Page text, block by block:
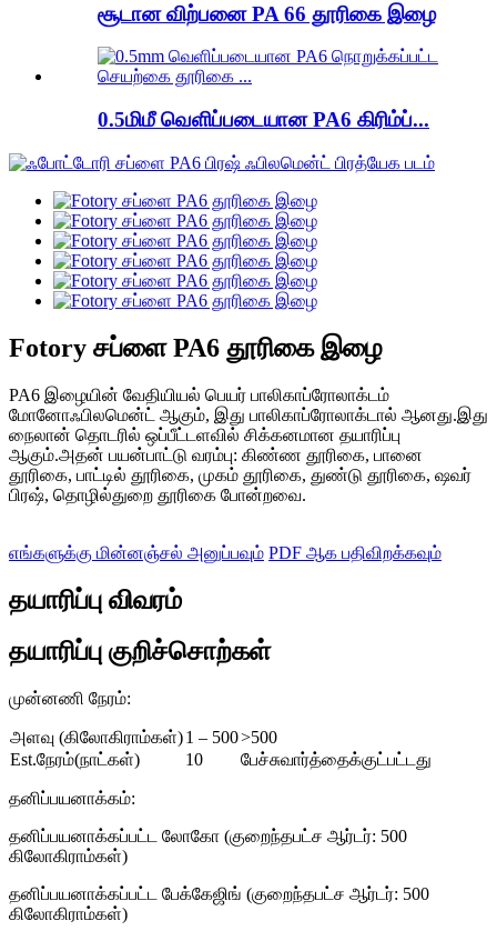
சூடான விற்பனை PA 66 தூரிகை இழை
0.5மிமீ வெளிப்படையான PA6 கிரிம்ப்...
Fotory சப்ளை PA6 தூரிகை இழை
PA6 இழையின் வேதியியல் பெயர் பாலிகாப்ரோலாக்டம்
மோனோஃபிலமென்ட் ஆகும், இது பாலிகாப்ரோலாக்டால் ஆனது.இது
நைலான் தொடரில் ஒப்பீட்டளவில் சிக்கனமான தயாரிப்பு
ஆகும்.அதன் பயன்பாட்டு வரம்பு: கிண்ண தூரிகை, பானை
தூரிகை, பாட்டில் தூரிகை, முகம் தூரிகை, துண்டு தூரிகை, ஷவர்
பிரஷ், தொழில்துறை தூரிகை போன்றவை.
எங்களுக்கு மின்னஞ்சல் அனுப்பவும் PDF ஆக பதிவிறக்கவும்
தயாரிப்பு விவரம்
தயாரிப்பு குறிச்சொற்கள்
முன்னணி நேரம்:
அளவு (கிலோகிராம்கள்)1 – 500>500
Est.நேரம்(நாட்கள்)
10 பேச்சுவார்த்தைக்குட்பட்டது
தனிப்பயனாக்கம்:
தனிப்பயனாக்கப்பட்ட லோகோ (குறைந்தபட்ச ஆர்டர்: 500
கிலோகிராம்கள்)
தனிப்பயனாக்கப்பட்ட பேக்கேஜிங் (குறைந்தபட்ச ஆர்டர்: 500
கிலோகிராம்கள்)